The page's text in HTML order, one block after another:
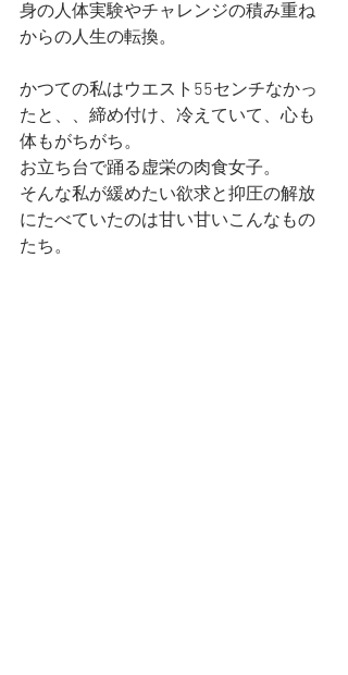
身の人体実験やチャレンジの積み重ね
からの人生の転換。
かつての私はウエスト55センチなかっ
たと、、締め付け、冷えていて、心も
体もがちがち。
お立ち台で踊る虚栄の肉食女子。
そんな私が緩めたい欲求と抑圧の解放
にたべていたのは甘い甘いこんなもの
たち。